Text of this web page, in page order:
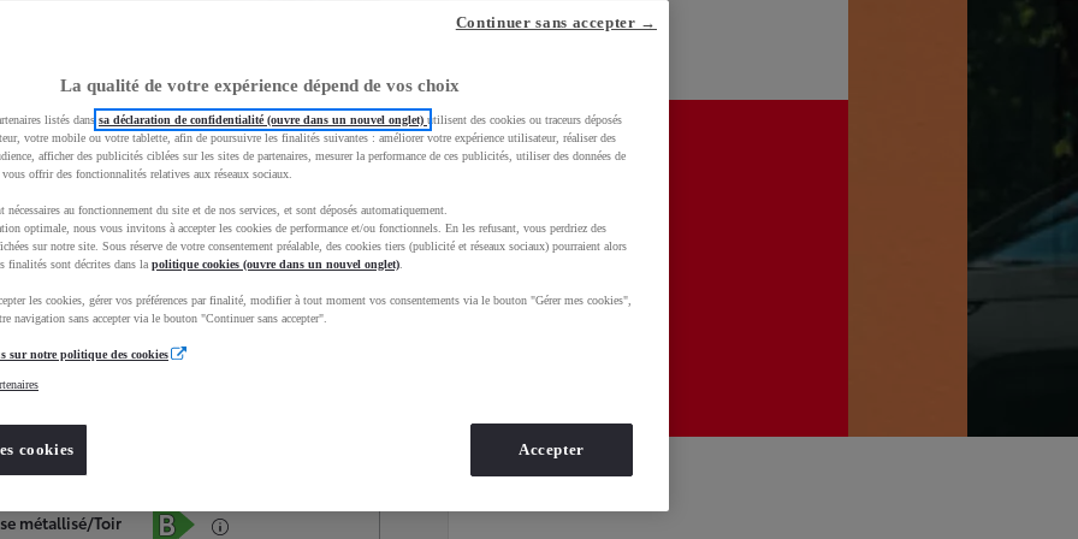
Services Concession
Occasions
métallisé/Toir
La qualité de votre expérience dépend de vos choix
listés dans sa déclaration de confidentialité (ouvre dans un nouvel onglet) utilisent des cookies ou traceurs déposés
votre mobile ou votre tablette, afin de poursuivre les finalités suivantes : améliorer votre expérience utilisateur, réaliser des
afficher des publicités ciblées sur les sites de partenaires, mesurer la performance de ces publicités, utiliser des données de
offrir des fonctionnalités relatives aux réseaux sociaux.
nécessaires au fonctionnement du site et de nos services, et sont déposés automatiquement.
optimale, nous vous invitons à accepter les cookies de performance et/ou fonctionnels. En les refusant, vous perdriez des
sur notre site. Sous réserve de votre consentement préalable, des cookies tiers (publicité et réseaux sociaux) pourraient alors
finalités sont décrites dans la politique cookies (ouvre dans un nouvel onglet)
les cookies, gérer vos préférences par finalité, modifier à tout moment vos consentements via le bouton "Gérer mes cookies",
navigation sans accepter via le bouton "Continuer sans accepter".
sur notre politique des cookies
cookies
Continuer sans accepter →
Accepter